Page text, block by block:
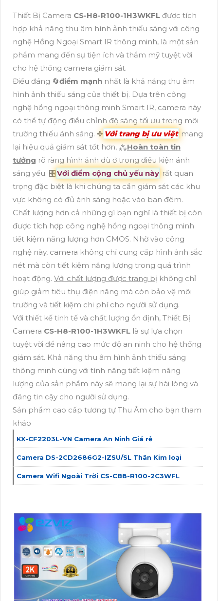
Thiết Bị Camera CS-H8-R100-1H3WKFL được tích
hợp khả năng thu âm hình ảnh thiếu sáng với công
nghệ Hồng Ngoại Smart IR thông minh, là một sản
phẩm mang đến sự tiện ích và thẩm mỹ tuyệt vời
cho hệ thống camera giám sát.
Điều đáng 🔄điểm mạnh nhất là khả năng thu âm
hình ảnh thiếu sáng của thiết bị. Dựa trên công
nghệ hồng ngoại thông minh Smart IR, camera này
có thể tự động điều chỉnh độ sáng tối ưu trong môi
trường thiếu ánh sáng. ✤ Với trang bị ưu việt mang
lại hiệu quả giám sát tốt hơn, ⁂Hoàn toàn tin
tưởng rõ ràng hình ảnh dù ở trong điều kiện ánh
sáng yếu. 🎛Với điểm cộng chủ yếu này rất quan
trọng đặc biệt là khi chúng ta cần giám sát các khu
vực không có đủ ánh sáng hoặc vào ban đêm.
Chất lượng hơn cả những gì bạn nghĩ là thiết bị còn
được tích hợp công nghệ hồng ngoại thông minh
tiết kiệm năng lượng hơn CMOS. Nhờ vào công
nghệ này, camera không chỉ cung cấp hình ảnh sắc
nét mà còn tiết kiệm năng lượng trong quá trình
hoạt động. Với chất lượng được trang bị không chỉ
giúp giảm tiêu thụ điện năng mà còn bảo vệ môi
trường và tiết kiệm chi phí cho người sử dụng.
Với thiết kế tinh tế và chất lượng ổn định, Thiết Bị
Camera CS-H8-R100-1H3WKFL là sự lựa chọn
tuyệt vời để nâng cao mức độ an ninh cho hệ thống
giám sát. Khả năng thu âm hình ảnh thiếu sáng
thông minh cùng với tính năng tiết kiệm năng
lượng của sản phẩm này sẽ mang lại sự hài lòng và
đáng tin cậy cho người sử dụng.
Sản phẩm cao cấp tương tự Thu Âm cho bạn tham
khảo
KX-CF2203L-VN Camera An Ninh Giá rẻ
Camera DS-2CD2686G2-IZSU/SL Thân Kim loại
Camera Wifi Ngoài Trời CS-CB8-R100-2C3WFL